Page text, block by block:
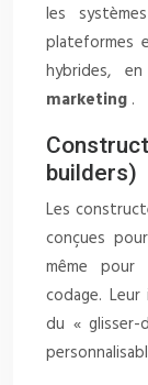
les
plateformes
hybrides,
marketing .
builders)
Les
conçues
même pour
codage.
du « glisser-